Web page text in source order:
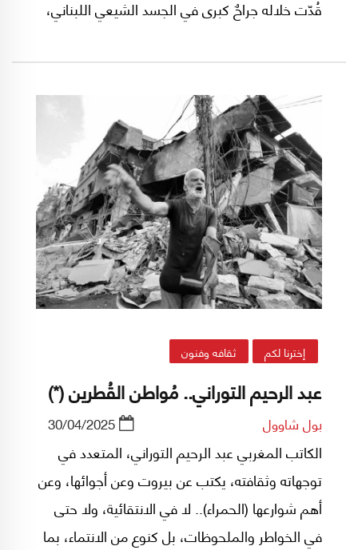
قُدّت خلاله جراحٌ كبرى في الجسد الشيعي اللبناني،
ضرب صميم سردية هذه الطائفة، وأعاد خلط أوراقها
الوجودية.
إخترنا لكم ثقافه وفنون
عبد الرحيم التوراني.. مُواطن القُطرين (*)
بول شاوول 30/04/2025
الكاتب المغربي عبد الرحيم التوراني، المتعدد في
توجهاته وثقافته، يكتب عن بيروت وعن أجوائها، وعن
أهم شوارعها (الحمراء).. لا في الانتقائية، ولا حتى
في الخواطر والملحوظات، بل كنوع من الانتماء، بما